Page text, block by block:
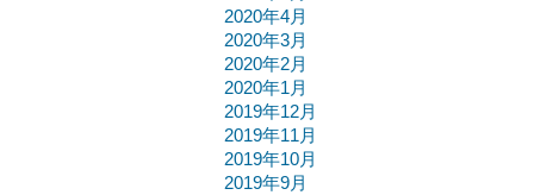
2020年4月
2020年3月
2020年2月
2020年1月
2019年12月
2019年11月
2019年10月
2019年9月